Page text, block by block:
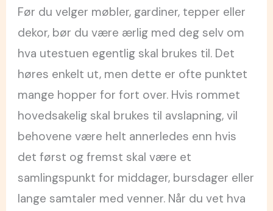
Før du velger møbler, gardiner, tepper eller
dekor, bør du være ærlig med deg selv om
hva utestuen egentlig skal brukes til. Det
høres enkelt ut, men dette er ofte punktet
mange hopper for fort over. Hvis rommet
hovedsakelig skal brukes til avslapning, vil
behovene være helt annerledes enn hvis
det først og fremst skal være et
samlingspunkt for middager, bursdager eller
lange samtaler med venner. Når du vet hva